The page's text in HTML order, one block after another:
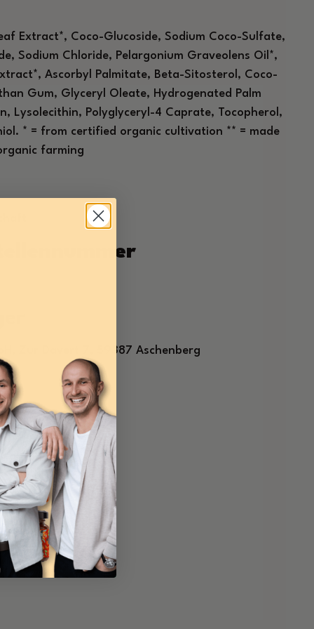
Extract*, Coco-Glucoside, Sodium Coco-Sulfate,
Sodium Chloride, Pelargonium Graveolens Oil*,
Ascorbyl Palmitate, Beta-Sitosterol, Coco-
Gum, Glyceryl Oleate, Hydrogenated Palm
Lysolecithin, Polyglyceryl-4 Caprate, Tocopherol,
* = from certified organic cultivation ** = made
farming
Zur Davert 7, 59387 Aschenberg